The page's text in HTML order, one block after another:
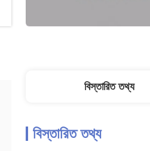
বিস্তারিত তথ্য
বিস্তারিত তথ্য